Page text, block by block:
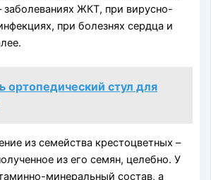
заболеваниях ЖКТ, при вирусно-
при болезнях сердца и
ортопедический стул для
из семейства крестоцветных –
из его семян, целебно. У
минеральный состав, а